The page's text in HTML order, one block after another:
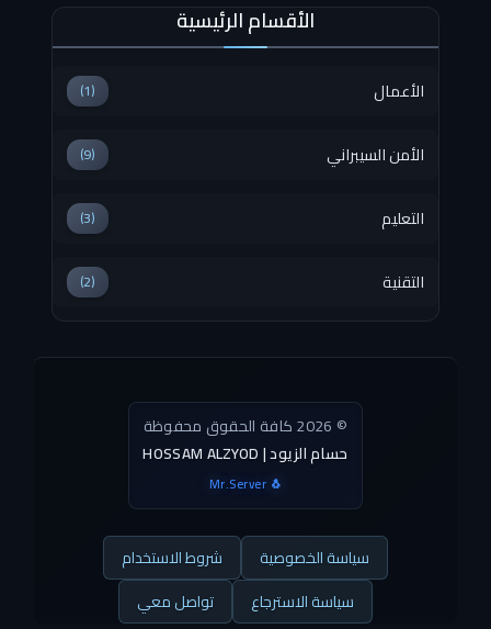
الأقسام الرئيسية
الأعمال (1)
الأمن السيبراني (9)
التعليم (3)
التقنية (2)
© 2026 كافة الحقوق محفوظة
HOSSAM ALZYOD | حسام الزيود
Mr.Server 🐧
سياسة الخصوصية
شروط الاستخدام
سياسة الاسترجاع
تواصل معي